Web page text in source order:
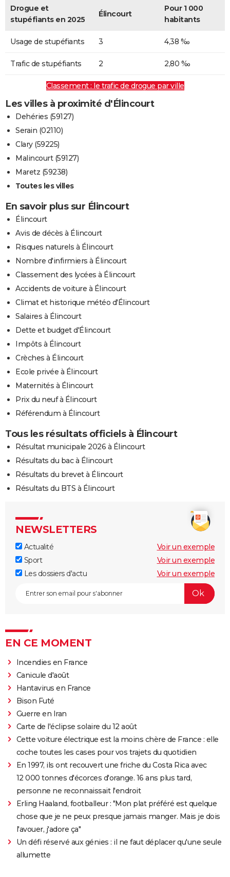
Drogue et
stupéfiants en 2025
Élincourt
Pour 1 000
habitants
Usage de stupéfiants 3 4,38 ‰
Trafic de stupéfiants 2 2,80 ‰
Classement : le trafic de drogue par ville
Les villes à proximité d'Élincourt
Dehéries (59127)
Serain (02110)
Clary (59225)
Malincourt (59127)
Maretz (59238)
Toutes les villes
En savoir plus sur Élincourt
Élincourt
Avis de décès à Élincourt
Risques naturels à Élincourt
Nombre d'infirmiers à Élincourt
Classement des lycées à Élincourt
Accidents de voiture à Élincourt
Climat et historique météo d'Élincourt
Salaires à Élincourt
Dette et budget d'Élincourt
Impôts à Élincourt
Crèches à Élincourt
Ecole privée à Élincourt
Maternités à Élincourt
Prix du neuf à Élincourt
Référendum à Élincourt
Tous les résultats officiels à Élincourt
Résultat municipale 2026 à Élincourt
Résultats du bac à Élincourt
Résultats du brevet à Élincourt
Résultats du BTS à Élincourt
NEWSLETTERS
Actualité
Voir un exemple
Sport
Voir un exemple
Les dossiers d'actu
Voir un exemple
EN CE MOMENT
Incendies en France
Canicule d'août
Hantavirus en France
Bison Futé
Guerre en Iran
Carte de l'éclipse solaire du 12 août
Cette voiture électrique est la moins chère de France : elle
coche toutes les cases pour vos trajets du quotidien
En 1997, ils ont recouvert une friche du Costa Rica avec
12 000 tonnes d'écorces d'orange. 16 ans plus tard,
personne ne reconnaissait l'endroit
Erling Haaland, footballeur : "Mon plat préféré est quelque
chose que je ne peux presque jamais manger. Mais je dois
l'avouer, j'adore ça"
Un défi réservé aux génies : il ne faut déplacer qu'une seule
allumette